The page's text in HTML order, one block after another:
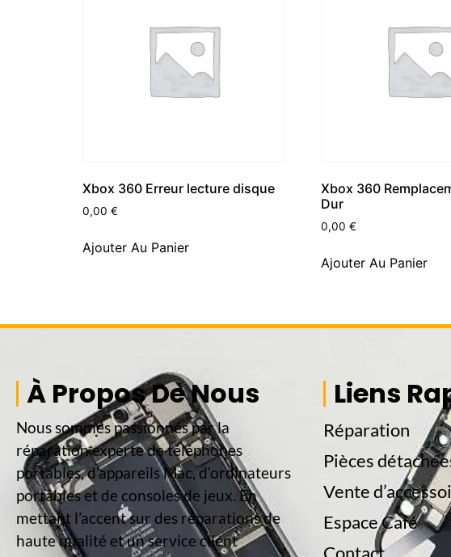
Xbox 360 Erreur lecture disque
0,00 €
Ajouter Au Panier
Xbox 360
Dur
0,00 €
Ajouter Au Panier
À Propos De Nous
Nous sommes passionnés par la
réparation experte de téléphones
portables, d’appareils Mac, d’ordinateurs
portables et de consoles de jeux. En
mettant l’accent sur des réparations de
haute qualité et un service client
Liens
Réparation
Pièces
Vente
Espace Café
Contact